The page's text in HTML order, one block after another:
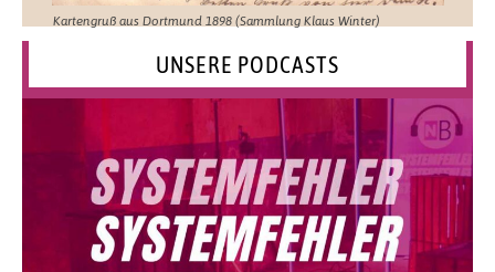
Kartengruß aus Dortmund 1898 (Sammlung Klaus Winter)
UNSERE PODCASTS